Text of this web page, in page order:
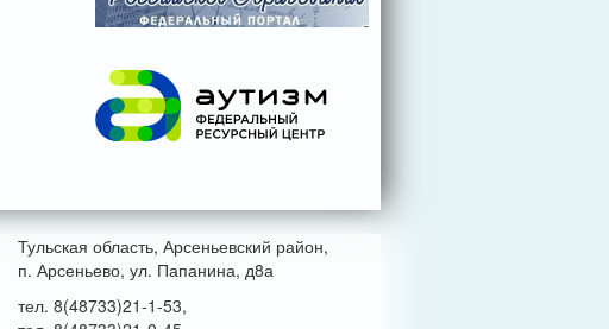
Тульская область, Арсеньевский район,
п. Арсеньево, ул. Папанина, д8а
тел. 8(48733)21-1-53,